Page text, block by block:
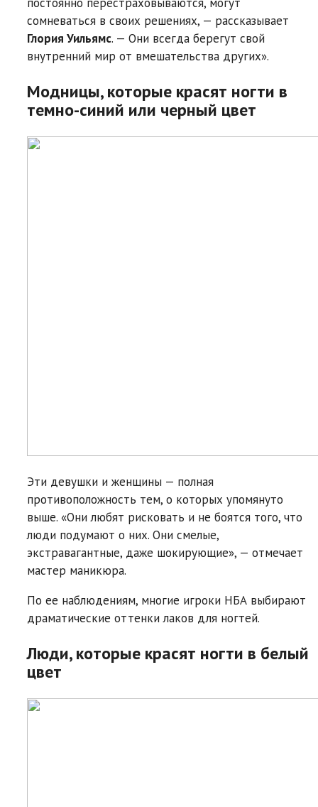
сомневаться в своих решениях, — рассказывает
Глория Уильямс. — Они всегда берегут свой
внутренний мир от вмешательства других».
Модницы, которые красят ногти в
темно-синий или черный цвет
Эти девушки и женщины — полная
противоположность тем, о которых упомянуто
выше. «Они любят рисковать и не боятся того, что
люди подумают о них. Они смелые,
экстравагантные, даже шокирующие», — отмечает
мастер маникюра.
По ее наблюдениям, многие игроки НБА выбирают
драматические оттенки лаков для ногтей.
Люди, которые красят ногти в белый
цвет